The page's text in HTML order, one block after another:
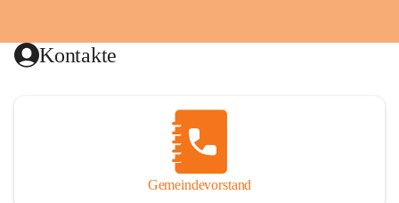
Kontakte
Gemeindevorstand